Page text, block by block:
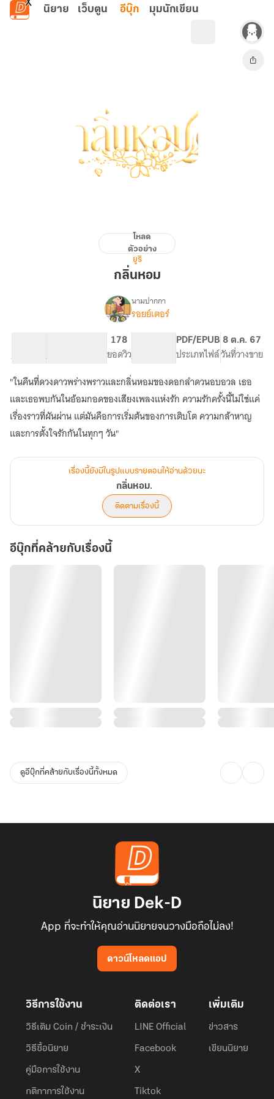
ข้ามไปยังเนื้อหาหลัก
นิยาย เว็บตูน อีบุ๊ก มุมนักเขียน
โหลด
ตัวอย่าง
ยูริ
กลิ่นหอม
เรื่อง
นามปากกา
รอยย์เตอร์
จำนวนคำ จำนวนหน้า (A5)
178
ยอดวิวระดับเนื้อหา
PDF/EPUB
ประเภทไฟล์
8 ต.ค. 67
วันที่วางขาย
"ในคืนที่ดวงดาวพร่างพราวและกลิ่นหอมของดอกลำดวนอบอวล เธอ
และเธอพบกันในอ้อมกอดของเสียงเพลงแห่งรัก ความรักครั้งนี้ไม่ใช่แค่
เรื่องราวที่ผันผ่าน แต่มันคือการเริ่มต้นของการเติบโต ความกล้าหาญ
และการตั้งใจรักกันในทุกๆ วัน"
เรื่องนี้ยังมีในรูปแบบรายตอนให้อ่านด้วยนะ
กลิ่นหอม.
ติดตามเรื่องนี้
อีบุ๊กที่คล้ายกับเรื่องนี้
ดูอีบุ๊กที่คล้ายกับเรื่องนี้ทั้งหมด
นิยาย Dek-D
App ที่จะทำให้คุณอ่านนิยายจนวางมือถือไม่ลง!
ดาวน์โหลดแอป
วิธีการใช้งาน
วิธีเติม Coin / ชำระเงิน
วิธีซื้อนิยาย
คู่มือการใช้งาน
กติกาการใช้งาน
ติดต่อเรา
LINE Official
Facebook
X
Tiktok
เพิ่มเติม
ข่าวสาร
เขียนนิยาย